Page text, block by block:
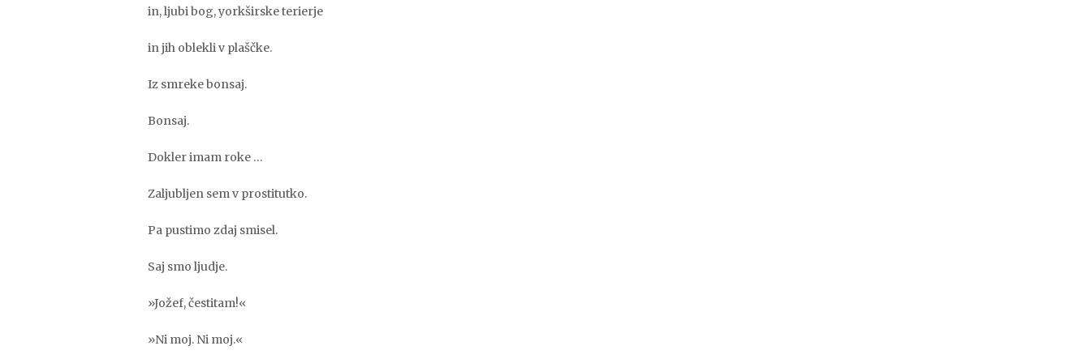
in, ljubi bog, yorkširske terierje
in jih oblekli v plaščke.
Iz smreke bonsaj.
Bonsaj.
Dokler imam roke …
Zaljubljen sem v prostitutko.
Pa pustimo zdaj smisel.
Saj smo ljudje.
»Jožef, čestitam!«
»Ni moj. Ni moj.«